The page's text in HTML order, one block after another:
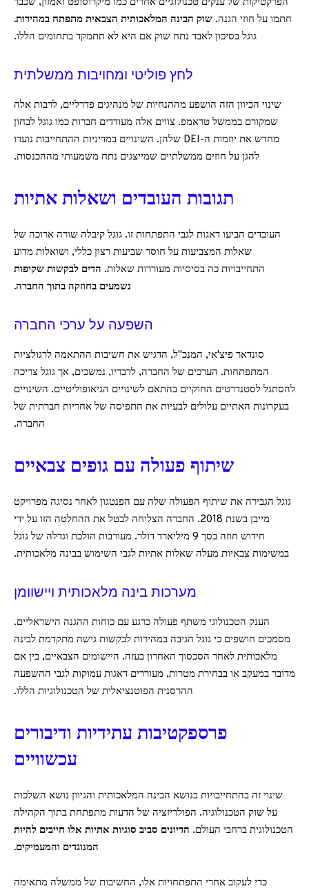
הפרקטיקות של ענקים טכנולוגיים אחרים כמו מיקרוסופט ואמזון, שכבר
חתמו על חוזי הגנה. שוק הבינה המלאכותית הצבאית מתפתח במהירות.
גוגל בסיכון לאבד נתח שוק אם היא לא תתמקד בתחומים הללו.
לחץ פוליטי ומחויבות ממשלתית
שינוי הכיוון הזה הושפע מההנחיות של מנהיגים פדרליים, לרבות אלה
שמקורם בממשל טראמפ. צווים אלה מעודדים חברות כמו גוגל לבחון
מחדש את יוזמות ה-DEI שלהן. השינויים במדיניות ההתחייבות נועדו
להגן על חוזים ממשלתיים שמייצגים נתח משמעותי מההכנסות.
תגובות העובדים ושאלות אתיות
העובדים הביעו דאגות לגבי התפתחות זו. גוגל קיבלה שורה ארוכה של
שאלות המצביעות על חוסר שביעות רצון כללי, ושואלות מדוע
התחייבויות כה בסיסיות מעוררות שאלות. הדים לבקשות שקיפות
נשמעים בחוזקה בתוך החברה.
השפעה על ערכי החברה
סונדאר פיצ'אי, המנכ"ל, הדגיש את חשיבות ההתאמה לרגולציות
המתפתחות. הערכים של החברה, לדבריו, נמשכים, אך גוגל צריכה
להסתגל לסטנדרטים החוקיים בהתאם לשינויים הגיאופוליטיים. השינויים
בעקרונות האתיים עלולים לבעיות את התפיסה של אחריות חברתית של
החברה.
שיתוף פעולה עם גופים צבאיים
גוגל הגבירה את שיתוף הפעולה שלה עם הפנטגון לאחר נסיגה מפרויקט
מייבן בשנת 2018. החברה הצליחה לבטל את ההחלטה הזו על ידי
חידוש חוזה בסך 9 מיליארד דולר. מעורבות הולכת וגדלה של גוגל
במשימות צבאיות מעלה שאלות אתיות לגבי השימוש בבינה מלאכותית.
מערכות בינה מלאכותית ויישוומן
הענק הטכנולוגי משתף פעולה כרגע עם כוחות ההגנה הישראליים.
מסמכים חושפים כי גוגל הגיבה במהירות לבקשות גישה מתקדמת לבינה
מלאכותית לאחר הסכסוך האחרון בעזה. היישומים הצבאיים, בין אם
מדובר במעקב או בבחירת מטרות, מעוררים דאגות עמוקות לגבי ההשפעה
ההרסנית הפוטנציאלית של הטכנולוגיות הללו.
פרספקטיבות עתידיות ודיבורים
עכשוויים
שינוי זה בהתחייבויות בנושא הבינה המלאכותית והגיוון נושא השלכות
על שוק הטכנולוגיה. הפולריזציה של הדעות מתפתחת בתוך הקהילה
הטכנולוגית ברחבי העולם. הדיונים סביב סוגיות אתיות אלו חייבים להיות
המנוגדים והמעמיקים.
כדי לעקוב אחרי התפתחויות אלו, החשיבות של ממשלה מתאימה